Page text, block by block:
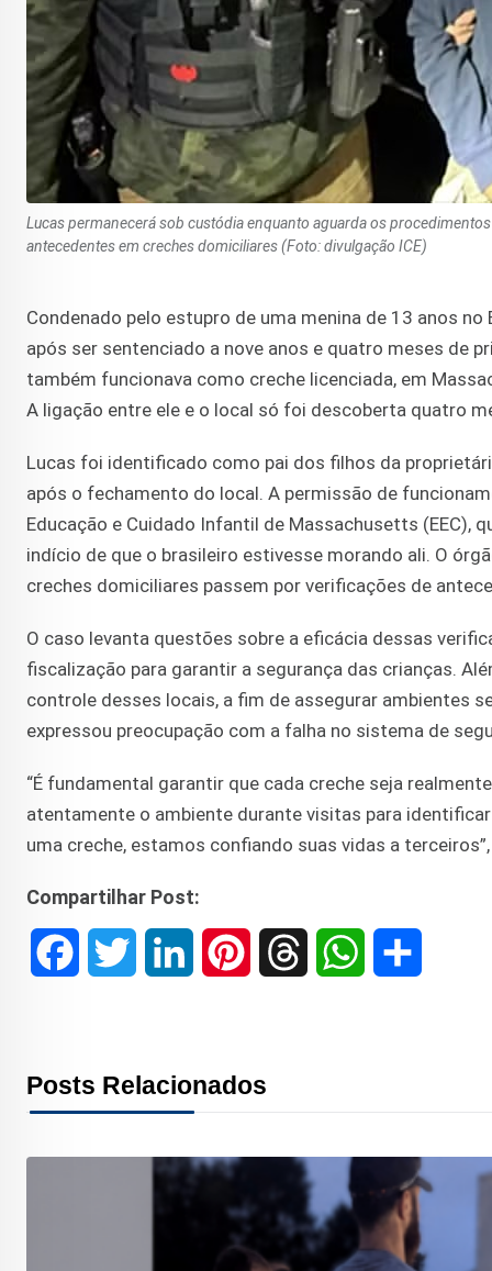
Lucas permanecerá sob custódia enquanto aguarda os
antecedentes em creches domiciliares (Foto: divulgação ICE)
Condenado pelo estupro de uma menina de 13 anos
após ser sentenciado a nove anos e quatro meses de
também funcionava como creche licenciada, em
A ligação entre ele e o local só foi descoberta quatro
Lucas foi identificado como pai dos filhos da
após o fechamento do local. A permissão de
Educação e Cuidado Infantil de Massachusetts (EEC),
indício de que o brasileiro estivesse morando ali. O
creches domiciliares passem por verificações de
O caso levanta questões sobre a eficácia dessas
fiscalização para garantir a segurança das crianças.
controle desses locais, a fim de assegurar ambientes
expressou preocupação com a falha no sistema de
“É fundamental garantir que cada creche seja
atentamente o ambiente durante visitas para
uma creche, estamos confiando suas vidas a
Compartilhar Post:
e t k t
d
s
A
Posts Relacionados